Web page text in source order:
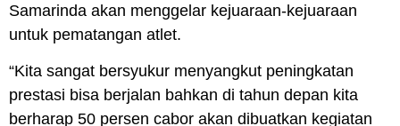
Samarinda akan menggelar kejuaraan-kejuaraan
untuk pematangan atlet.
“Kita sangat bersyukur menyangkut peningkatan
prestasi bisa berjalan bahkan di tahun depan kita
berharap 50 persen cabor akan dibuatkan kegiatan